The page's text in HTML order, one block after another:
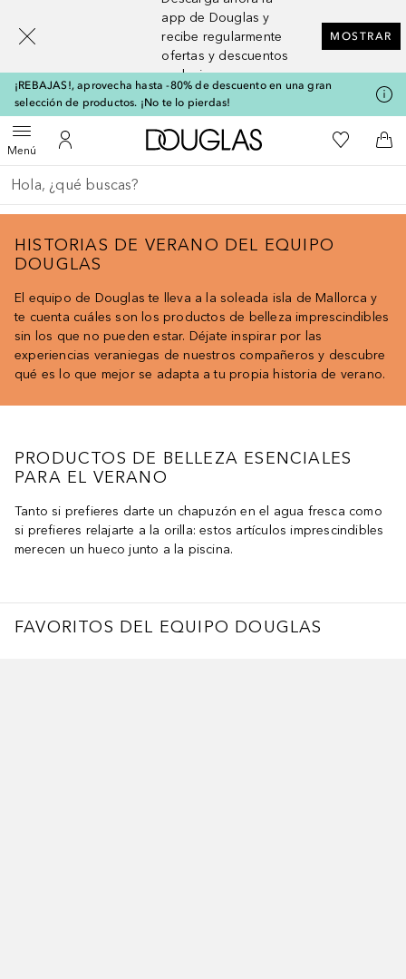
app de Douglas y
recibe regularmente
ofertas y descuentos
exclusivos
MOSTRAR
¡REBAJAS!, aprovecha hasta -80% de descuento en una gran
selección de productos. ¡No te lo pierdas!
MenúAbrir menúMi cuenta
A Douglas HomeMi lista de
A
Regresar
Ejecutar búsqueda
HISTORIAS DE VERANO DEL EQUIPO
DOUGLAS
El equipo de Douglas te lleva a la soleada isla de Mallorca y
te cuenta cuáles son los productos de belleza imprescindibles
sin los que no pueden estar. Déjate inspirar por las
experiencias veraniegas de nuestros compañeros y descubre
qué es lo que mejor se adapta a tu propia historia de verano.
PRODUCTOS DE BELLEZA ESENCIALES
PARA EL VERANO
Tanto si prefieres darte un chapuzón en el agua fresca como
si prefieres relajarte a la orilla: estos artículos imprescindibles
merecen un hueco junto a la piscina.
FAVORITOS DEL EQUIPO DOUGLAS
[navigation.slideout.screenreader]